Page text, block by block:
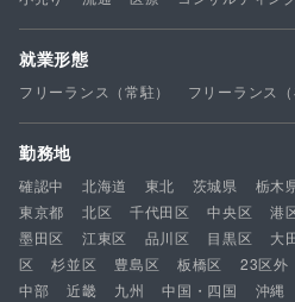
就業形態
フリーランス（常駐） フリーランス（
勤務地
確認中 北海道 東北 茨城県 栃木
東京都
北区 千代田区 中央区 港
墨田区
江東区 品川区 目黒区 大
区
杉並区 豊島区 板橋区 23区外
中部
近畿 九州 中国・四国 沖縄